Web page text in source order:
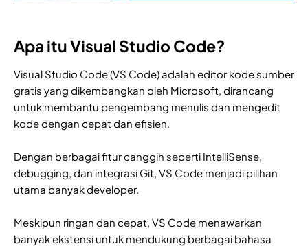
Apa itu Visual Studio Code?
Visual Studio Code (VS Code) adalah editor kode sumber
gratis yang dikembangkan oleh Microsoft, dirancang
untuk membantu pengembang menulis dan mengedit
kode dengan cepat dan efisien.
Dengan berbagai fitur canggih seperti IntelliSense,
debugging, dan integrasi Git, VS Code menjadi pilihan
utama banyak developer.
Meskipun ringan dan cepat, VS Code menawarkan
banyak ekstensi untuk mendukung berbagai bahasa